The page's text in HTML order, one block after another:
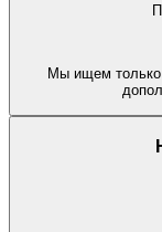
Мы ищем только